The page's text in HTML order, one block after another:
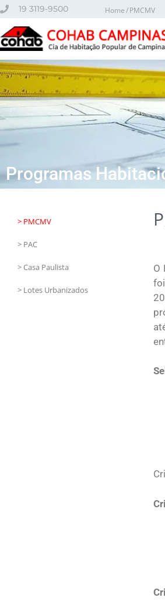
conteúdo
19 3119-9500 Home PMCMV
Programas
> PMCMV
> PAC
> Casa Paulista
> Lotes Urbanizados
O